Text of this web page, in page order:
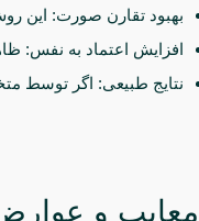
بهبود تقارن صورت: این
افزایش اعتماد به نفس:
نتایج طبیعی: اگر توسط
معایب و